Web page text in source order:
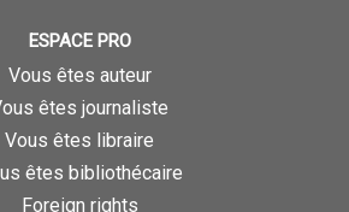
ESPACE PRO
Vous êtes auteur
êtes journaliste
Vous êtes libraire
êtes bibliothécaire
Foreign rights